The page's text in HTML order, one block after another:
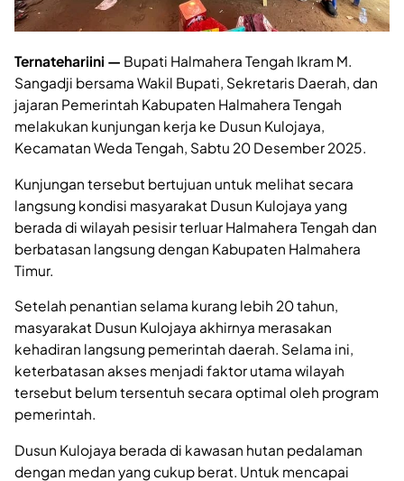
Ternatehariini — Bupati Halmahera Tengah Ikram M.
Sangadji bersama Wakil Bupati, Sekretaris Daerah, dan
jajaran Pemerintah Kabupaten Halmahera Tengah
melakukan kunjungan kerja ke Dusun Kulojaya,
Kecamatan Weda Tengah, Sabtu 20 Desember 2025.
Kunjungan tersebut bertujuan untuk melihat secara
langsung kondisi masyarakat Dusun Kulojaya yang
berada di wilayah pesisir terluar Halmahera Tengah dan
berbatasan langsung dengan Kabupaten Halmahera
Timur.
Setelah penantian selama kurang lebih 20 tahun,
masyarakat Dusun Kulojaya akhirnya merasakan
kehadiran langsung pemerintah daerah. Selama ini,
keterbatasan akses menjadi faktor utama wilayah
tersebut belum tersentuh secara optimal oleh program
pemerintah.
Dusun Kulojaya berada di kawasan hutan pedalaman
dengan medan yang cukup berat. Untuk mencapai